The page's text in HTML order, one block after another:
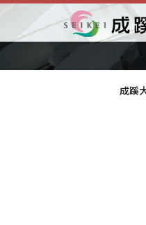
成蹊大学
成蹊